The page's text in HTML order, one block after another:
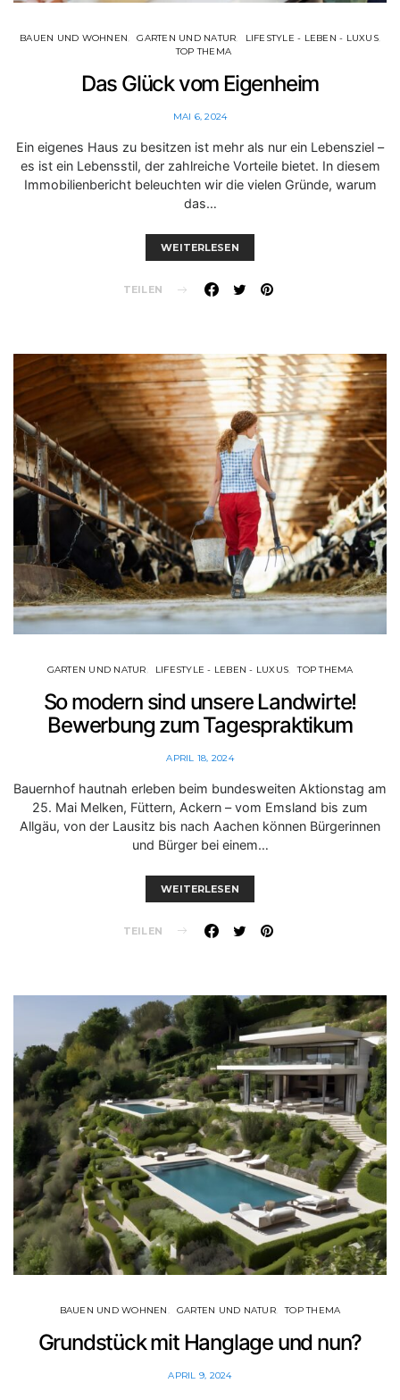
BAUEN UND WOHNEN GARTEN UND NATUR
LIFESTYLE - LEBEN - LUXUS
TOP THEMA
Das Glück vom Eigenheim
MAI 6, 2024
Ein eigenes Haus zu besitzen ist mehr als nur ein Lebensziel –
es ist ein Lebensstil, der zahlreiche Vorteile bietet. In diesem
Immobilienbericht beleuchten wir die vielen Gründe, warum
das…
WEITERLESEN
TEILEN
GARTEN UND NATUR LIFESTYLE - LEBEN - LUXUS TOP THEMA
So modern sind unsere Landwirte!
Bewerbung zum Tagespraktikum
APRIL 18, 2024
Bauernhof hautnah erleben beim bundesweiten Aktionstag am
25. Mai Melken, Füttern, Ackern – vom Emsland bis zum
Allgäu, von der Lausitz bis nach Aachen können Bürgerinnen
und Bürger bei einem…
WEITERLESEN
TEILEN
BAUEN UND WOHNEN GARTEN UND NATUR TOP THEMA
Grundstück mit Hanglage und nun?
APRIL 9, 2024